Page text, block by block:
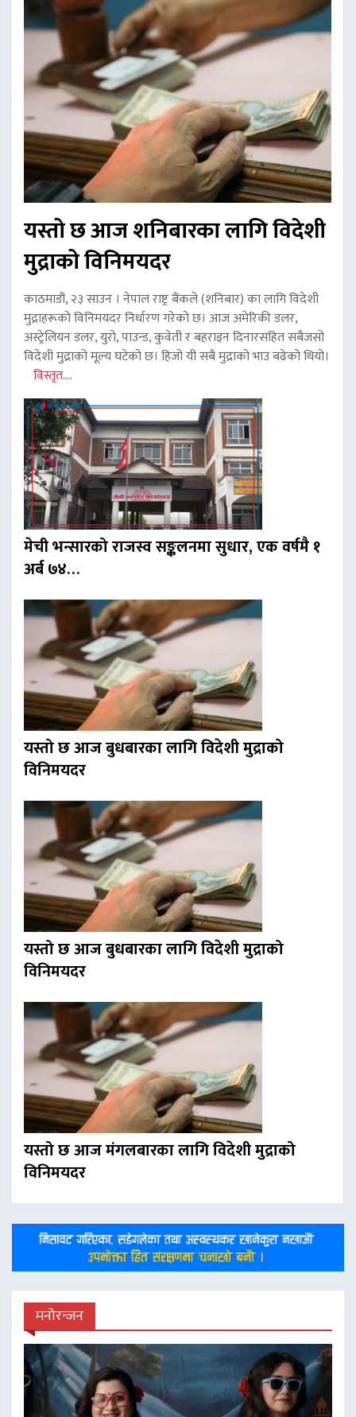
यस्तो छ आज शनिबारका लागि विदेशी
मुद्राको विनिमयदर
काठमाडौं, २३ साउन । नेपाल राष्ट्र बैंकले (शनिबार) का लागि विदेशी
मुद्राहरूको विनिमयदर निर्धारण गरेको छ। आज अमेरिकी डलर,
अस्ट्रेलियन डलर, युरो, पाउन्ड, कुवेती र बहराइन दिनारसहित सबैजसो
विदेशी मुद्राको मूल्य घटेको छ। हिजो यी सबै मुद्राको भाउ बढेको थियो।
विस्तृत....
मेची भन्सारको राजस्व सङ्कलनमा सुधार, एक वर्षमै १
अर्ब ७४…
यस्तो छ आज बुधबारका लागि विदेशी मुद्राको
विनिमयदर
यस्तो छ आज बुधबारका लागि विदेशी मुद्राको
विनिमयदर
यस्तो छ आज मंगलबारका लागि विदेशी मुद्राको
विनिमयदर
मनोरन्जन